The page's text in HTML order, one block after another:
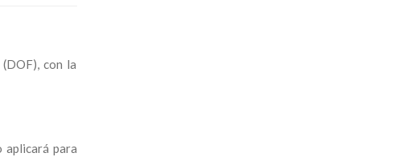
con la
aplicará para